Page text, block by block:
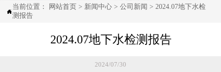

当前位置： 网站首页 > 新闻中心 >公司新闻 >2024.07地下水检
测报告
2024.07地下水检测报告
2024/07/30